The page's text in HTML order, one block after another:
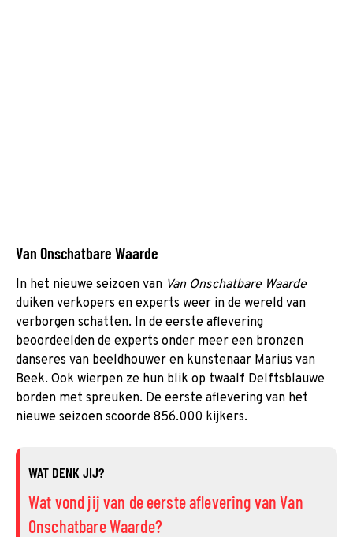
Van Onschatbare Waarde
In het nieuwe seizoen van Van Onschatbare Waarde
duiken verkopers en experts weer in de wereld van
verborgen schatten. In de eerste aflevering
beoordeelden de experts onder meer een bronzen
danseres van beeldhouwer en kunstenaar Marius van
Beek. Ook wierpen ze hun blik op twaalf Delftsblauwe
borden met spreuken. De eerste aflevering van het
nieuwe seizoen scoorde 856.000 kijkers.
WAT DENK JIJ?
Wat vond jij van de eerste aflevering van Van
Onschatbare Waarde?